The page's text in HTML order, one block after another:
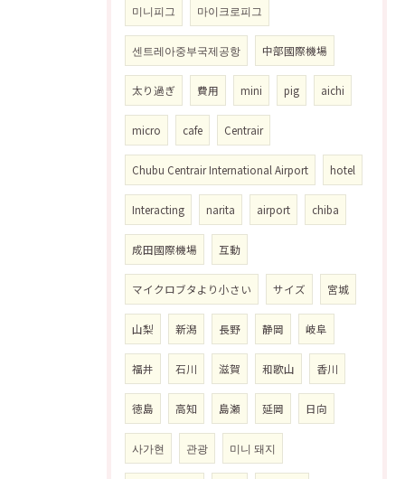
미니피그 마이크로피그
센트레아중부국제공항 中部國際機場
太り過ぎ 費用 mini pig aichi
micro cafe Centrair
Chubu Centrair International Airport hotel
Interacting narita airport chiba
成田國際機場 互動
マイクロブタより小さい サイズ 宮城
山梨 新潟 長野 静岡 岐阜
福井 石川 滋賀 和歌山 香川
徳島 高知 島瀬 延岡 日向
사가현 관광 미니 돼지